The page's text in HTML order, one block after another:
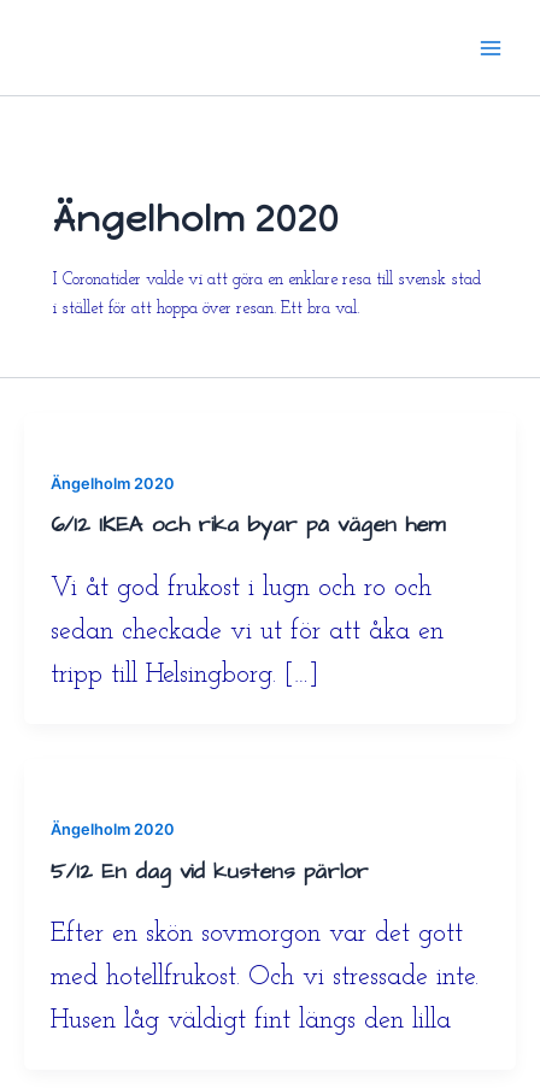
Ängelholm 2020
I Coronatider valde vi att göra en enklare resa till svensk stad
i stället för att hoppa över resan. Ett bra val.
Ängelholm 2020
6/12 IKEA och rika byar på vägen hem
Vi åt god frukost i lugn och ro och
sedan checkade vi ut för att åka en
tripp till Helsingborg. […]
Ängelholm 2020
5/12 En dag vid kustens pärlor
Efter en skön sovmorgon var det gott
med hotellfrukost. Och vi stressade inte.
Husen låg väldigt fint längs den lilla